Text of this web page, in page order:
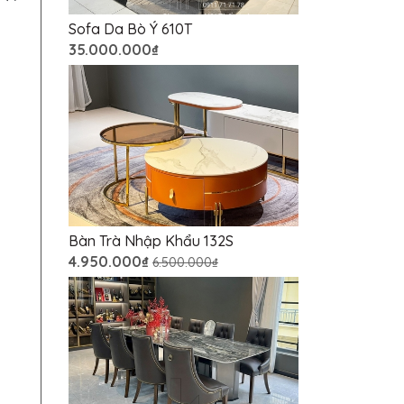
Sofa Da Bò Ý 610T
35.000.000₫
Bàn Trà Nhập Khẩu 132S
4.950.000₫ 6.500.000₫